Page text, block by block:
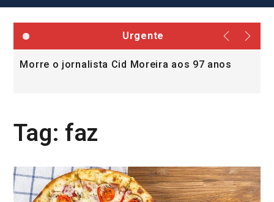
Urgente
Morre o jornalista Cid Moreira aos 97 anos
Tag: faz